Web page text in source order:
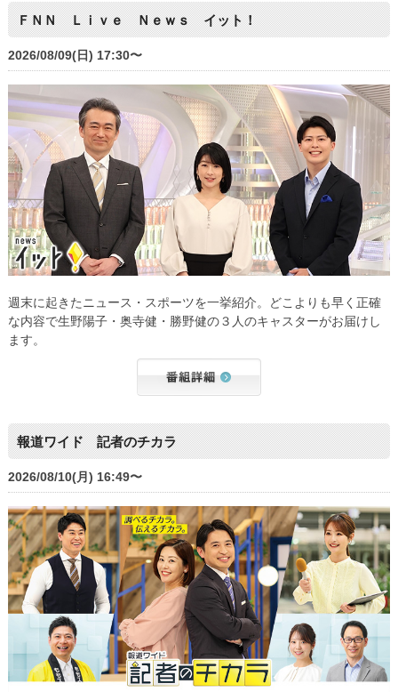
ＦＮＮ Ｌｉｖｅ Ｎｅｗｓ イット！
2026/08/09(日) 17:30〜
週末に起きたニュース・スポーツを一挙紹介。どこよりも早く正確
な内容で生野陽子・奥寺健・勝野健の３人のキャスターがお届けし
ます。
報道ワイド 記者のチカラ
2026/08/10(月) 16:49〜